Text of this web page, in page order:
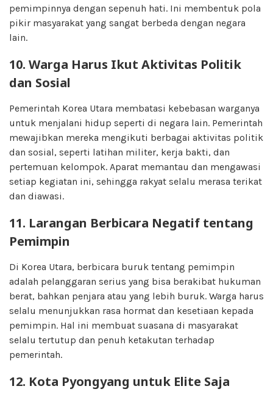
pemimpinnya dengan sepenuh hati. Ini membentuk pola
pikir masyarakat yang sangat berbeda dengan negara
lain.
10. Warga Harus Ikut Aktivitas Politik
dan Sosial
Pemerintah Korea Utara membatasi kebebasan warganya
untuk menjalani hidup seperti di negara lain. Pemerintah
mewajibkan mereka mengikuti berbagai aktivitas politik
dan sosial, seperti latihan militer, kerja bakti, dan
pertemuan kelompok. Aparat memantau dan mengawasi
setiap kegiatan ini, sehingga rakyat selalu merasa terikat
dan diawasi.
11. Larangan Berbicara Negatif tentang
Pemimpin
Di Korea Utara, berbicara buruk tentang pemimpin
adalah pelanggaran serius yang bisa berakibat hukuman
berat, bahkan penjara atau yang lebih buruk. Warga harus
selalu menunjukkan rasa hormat dan kesetiaan kepada
pemimpin. Hal ini membuat suasana di masyarakat
selalu tertutup dan penuh ketakutan terhadap
pemerintah.
12. Kota Pyongyang untuk Elite Saja